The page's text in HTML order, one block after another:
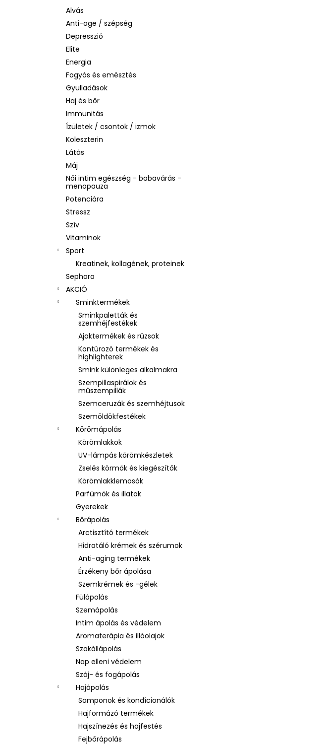
Alvás
Anti-age / szépség
Depresszió
Elite
Energia
Fogyás és emésztés
Gyulladások
Haj és bőr
Immunitás
Ízületek / csontok / izmok
Koleszterin
Látás
Máj
Női intim egészség - babavárás -
menopauza
Potenciára
Stressz
Szív
Vitaminok
Sport
Kreatinek, kollagének, proteinek
Sephora
AKCIÓ
Sminktermékek
Sminkpaletták és
szemhéjfestékek
Ajaktermékek és rúzsok
Kontúrozó termékek és
highlighterek
Smink különleges alkalmakra
Szempillaspirálok és
műszempillák
Szemceruzák és szemhéjtusok
Szemöldökfestékek
Körömápolás
Körömlakkok
UV-lámpás körömkészletek
Zselés körmök és kiegészítők
Körömlakklemosók
Parfümök és illatok
Gyerekek
Bőrápolás
Arctisztító termékek
Hidratáló krémek és szérumok
Anti-aging termékek
Érzékeny bőr ápolása
Szemkrémek és -gélek
Fülápolás
Szemápolás
Intim ápolás és védelem
Aromaterápia és illóolajok
Szakállápolás
Nap elleni védelem
Száj- és fogápolás
Hajápolás
Samponok és kondícionálók
Hajformázó termékek
Hajszínezés és hajfestés
Fejbőrápolás
LA ROCHE-POSAY B5 RÁNCTALANÍTÓ
SZÉRUM ÉRZÉKENY BŐRRE, 10 ML
1 760 Ft
Korábbi: 4 580 Ft